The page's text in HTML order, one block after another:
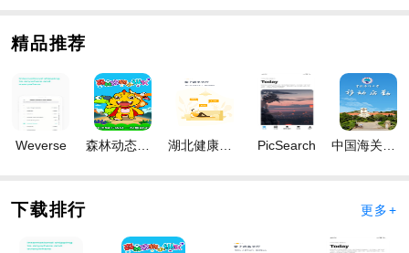
作效率。
文、会议纪要、快递登记、任务指派，这些功能可以帮
助企业高效处理日常事务，确保各项工作有序进行。
3、功能强大的查询分析模块。对公司的证件、业绩、资
4、实时全面的预警提醒，通过该预警系统能够高效的监
督各项流程的起、中、至环节，防患于未然，杜止可能
精品推荐
Weverse 森林动态壁纸 湖北健康科技 PicSearch 中国海关归类化验
下载排行 更多+